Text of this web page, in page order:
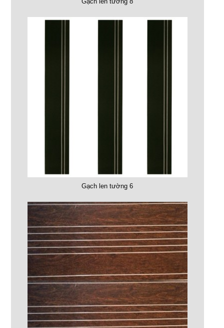
Gạch len tường 6